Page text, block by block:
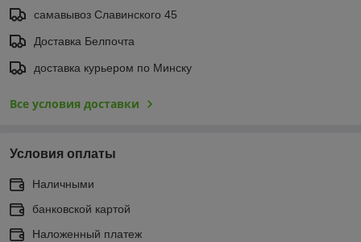
самавывоз Славинского 45
Доставка Белпочта
доставка курьером по Минску
Все условия доставки
Условия оплаты
Наличными
банковской картой
Наложенный платеж